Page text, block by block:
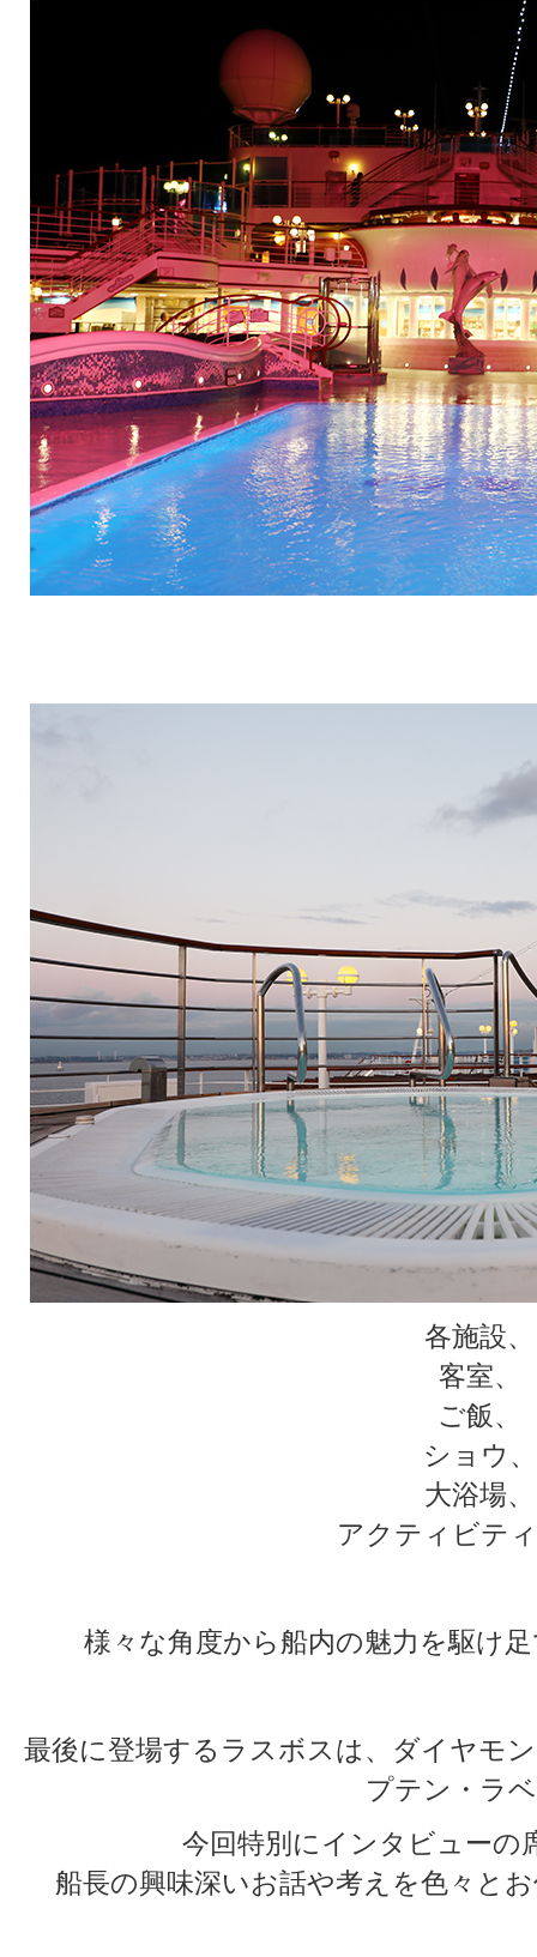
各施設、
客室、
ご飯、
ショウ、
大浴場、
アクティビテ
様々な角度から船内の魅力を駆け
最後に登場するラスボスは、ダイヤモ
プテン・ラ
今回特別にインタビューの
船長の興味深いお話や考えを色々と